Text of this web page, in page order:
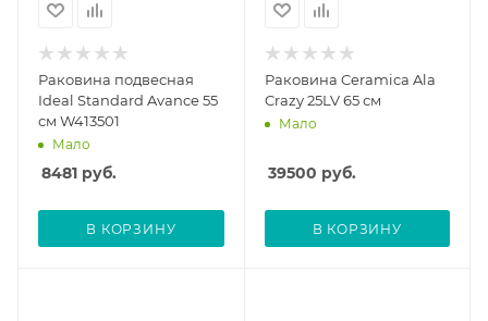
Раковина подвесная
Ideal Standard Avance 55
см W413501
Мало
8481 руб.
В КОРЗИНУ
Раковина Ceramica Ala
Crazy 25LV 65 см
Мало
39500 руб.
В КОРЗИНУ